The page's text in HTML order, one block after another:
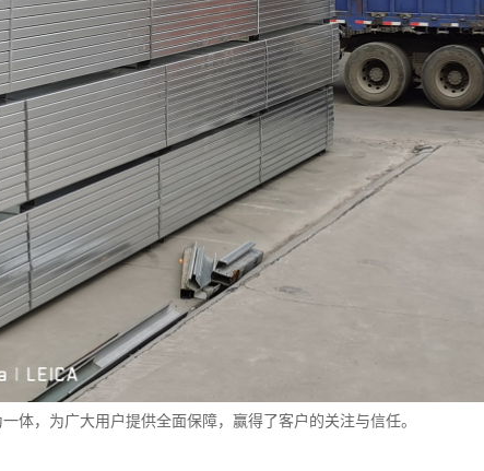
体，为广大用户提供全面保障，赢得了客户的关注与信任。